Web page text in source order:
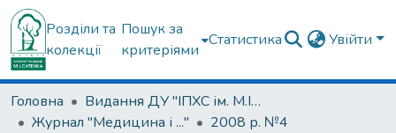
Розділи та
колекції
Пошук за
критеріями
Статистика Увійти
Головна
Видання ДУ "ІПХС ім. М.І.Ситенка"
Журнал "Медицина і ..."
2008 р. №4